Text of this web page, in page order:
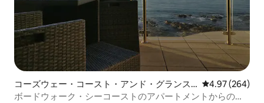
コーズウェー・コースト・アンド・グランス
のコンドミニアム
レビュー264
4.97 (264)
ボードウォーク・シーコーストのアパートメントからのパ